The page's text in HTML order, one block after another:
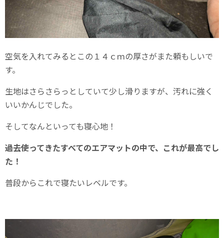
空気を入れてみるとこの１４ｃｍの厚さがまた頼もしいで
す。
生地はさらさらっとしていて少し滑りますが、汚れに強く
いいかんじでした。
そしてなんといっても寝心地！
過去使ってきたすべてのエアマットの中で、これが最高でし
た！
普段からこれで寝たいレベルです。